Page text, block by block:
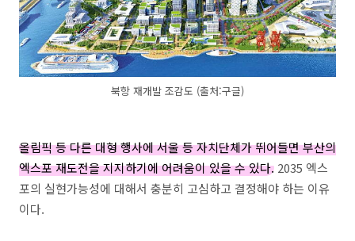
북항 재개발 조감도 (출처:구글)
올림픽 등 다른 대형 행사에 서울 등 자치단체가 뛰어들면 부산의
엑스포 재도전을 지지하기에 어려움이 있을 수 있다. 2035 엑스
포의 실현가능성에 대해서 충분히 고심하고 결정해야 하는 이유
이다.